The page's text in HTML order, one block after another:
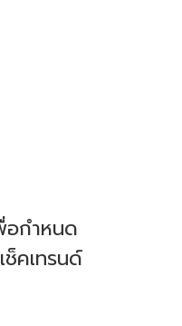
อกำหนด
คเทรนด์